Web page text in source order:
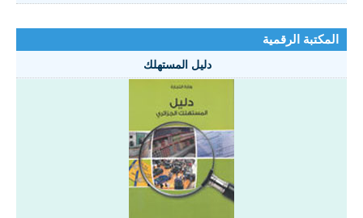
المكتبة الرقمية
دليل المستهلك